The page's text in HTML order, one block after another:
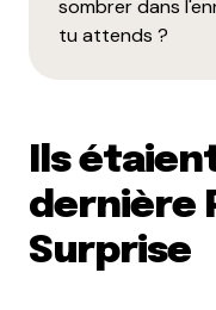
sombrer dans
tu attends ?
Ils
dernière
Surprise